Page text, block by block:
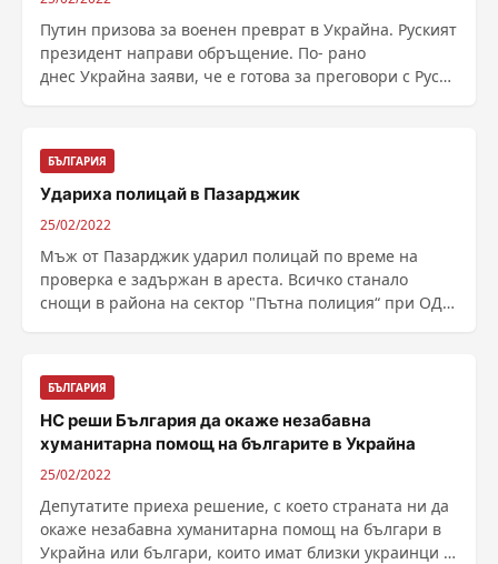
Путин призова за военен преврат в Украйна. Руският
президент направи обръщение. По- рано
днес Украйна заяви, че е готова за преговори с Русия
БЪЛГАРИЯ
Удариха полицай в Пазарджик
25/02/2022
Мъж от Пазарджик ударил полицай по време на
проверка е задържан в ареста. Всичко станало
снощи в района на сектор "Пътна полиция“ при ОД
БЪЛГАРИЯ
НС реши България да окаже незабавна
хуманитарна помощ на българите в Украйна
25/02/2022
Депутатите приеха решение, с което страната ни да
окаже незабавна хуманитарна помощ на българи в
Украйна или българи, които имат близки украинци в